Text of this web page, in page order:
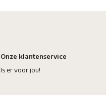
Onze klantenservice
Is er voor jou!